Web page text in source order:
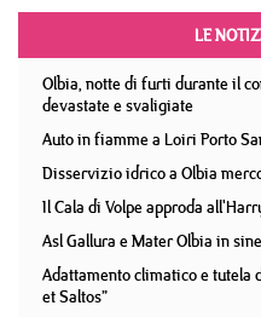
LE
Olbia, notte di furti durante il
devastate e svaligiate
Auto in fiamme a Loiri Porto
Disservizio idrico a Olbia
Il Cala di Volpe approda
Asl Gallura e Mater Olbia in
Adattamento climatico e tutela
et Saltos”